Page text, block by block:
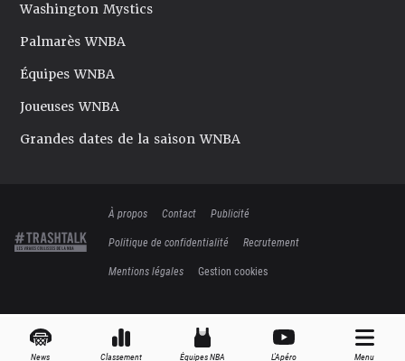
News Classement Équipes NBA L'Apéro Menu
Washington Mystics
Palmarès WNBA
Équipes WNBA
Joueuses WNBA
Grandes dates de la saison WNBA
À propos Contact
Publicité
Politique de confidentialité
Recrutement
Mentions légales
Gestion cookies